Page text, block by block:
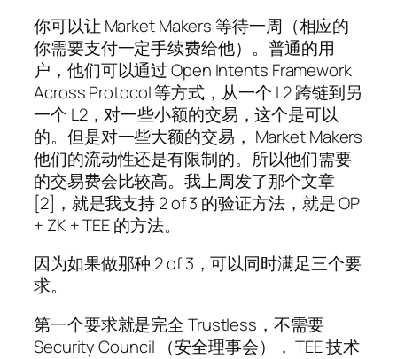
你可以让 Market Makers 等待一周（相应的
你需要支付一定手续费给他）。普通的用
户，他们可以通过 Open Intents Framework
Across Protocol 等方式，从一个 L2 跨链到另
一个 L2，对一些小额的交易，这个是可以
的。但是对一些大额的交易， Market Makers
他们的流动性还是有限制的。所以他们需要
的交易费会比较高。我上周发了那个文章
[2]，就是我支持 2 of 3 的验证方法，就是 OP
+ ZK + TEE 的方法。
因为如果做那种 2 of 3，可以同时满足三个要
求。
第一个要求就是完全 Trustless，不需要
Security Council （安全理事会）， TEE 技术